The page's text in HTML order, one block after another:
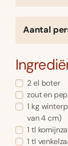
Aantal
2el boter
zout en
1 kg
van 4 cm)
1 tl
1 tl